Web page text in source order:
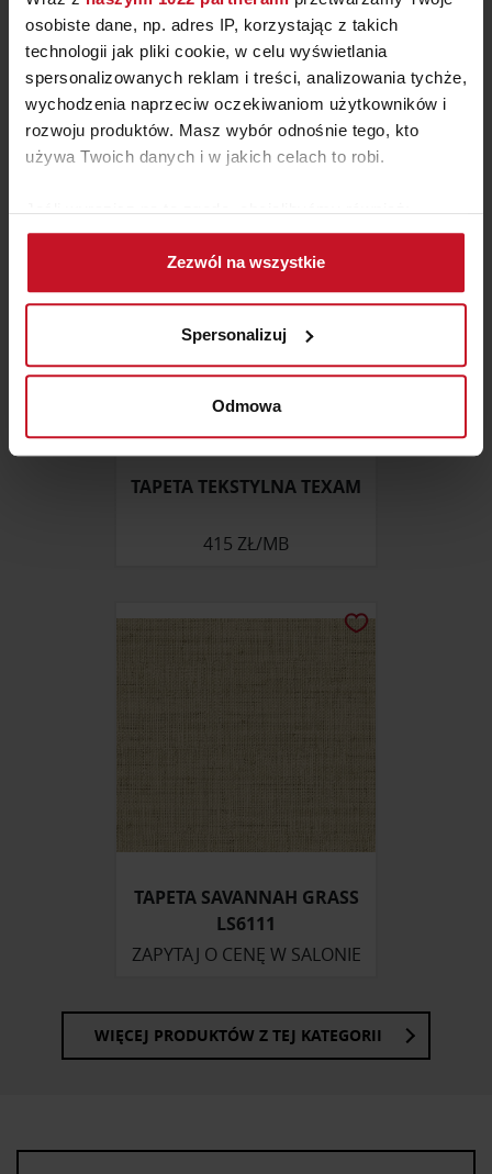
osobiste dane, np. adres IP, korzystając z takich
technologii jak pliki cookie, w celu wyświetlania
spersonalizowanych reklam i treści, analizowania tychże,
wychodzenia naprzeciw oczekiwaniom użytkowników i
rozwoju produktów. Masz wybór odnośnie tego, kto
używa Twoich danych i w jakich celach to robi.
Jeśli wyrazisz na to zgodę, chcielibyśmy również:
Gromadzić dane dotyczące Twojej lokalizacji
geograficznej z dokładnością nawet do kilku metrów
Identyfikować Twoje urządzenie, aktywnie
(fingerprinting, czyli wirtualny odcisk palca)
Dowiedz się więcej odnośnie tego, jak Twoje osobiste
dane są przetwarzane oraz ustaw własne preferencje w
zmienić lub wycofać swoją zgodę w dowolnej chwili.
i reklam, aby oferować funkcje społecznościowe i
społecznościowym, reklamowym i analitycznym.
Partnerzy mogą połączyć te informacje z innymi danymi
Zezwól na wszystkie
Spersonalizuj
Odmowa
TAPETA GUAJARA
ZAPYTAJ O CENĘ W SALONIE
TAPETA TEKSTYLNA TEXAM
415 ZŁ/MB
TAPETA SAVANNAH GRASS
LS6111
ZAPYTAJ O CENĘ W SALONIE
WIĘCEJ PRODUKTÓW Z TEJ KATEGORII